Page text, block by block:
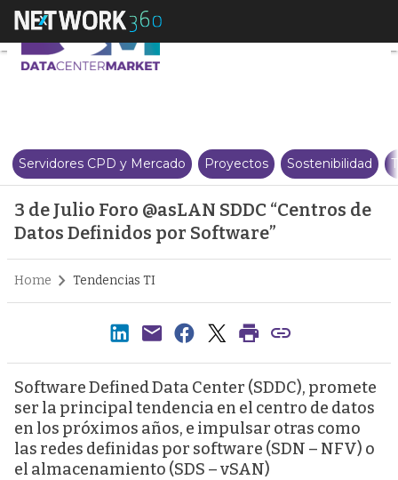
3 de Julio Foro @asLAN SDDC
Servidores CPD y Mercado Proyectos Sostenibilidad
3 de Julio Foro @asLAN SDDC “Centros de
Datos Definidos por Software”
Home Tendencias TI
Software Defined Data Center (SDDC), promete
ser la principal tendencia en el centro de datos
en los próximos años, e impulsar otras como
las redes definidas por software (SDN – NFV) o
el almacenamiento (SDS – vSAN)